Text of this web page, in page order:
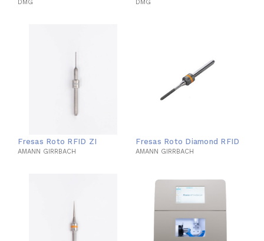
DMG DMG
Fresas Roto RFID ZI
AMANN GIRRBACH
Fresas Roto Diamond RFID
AMANN GIRRBACH